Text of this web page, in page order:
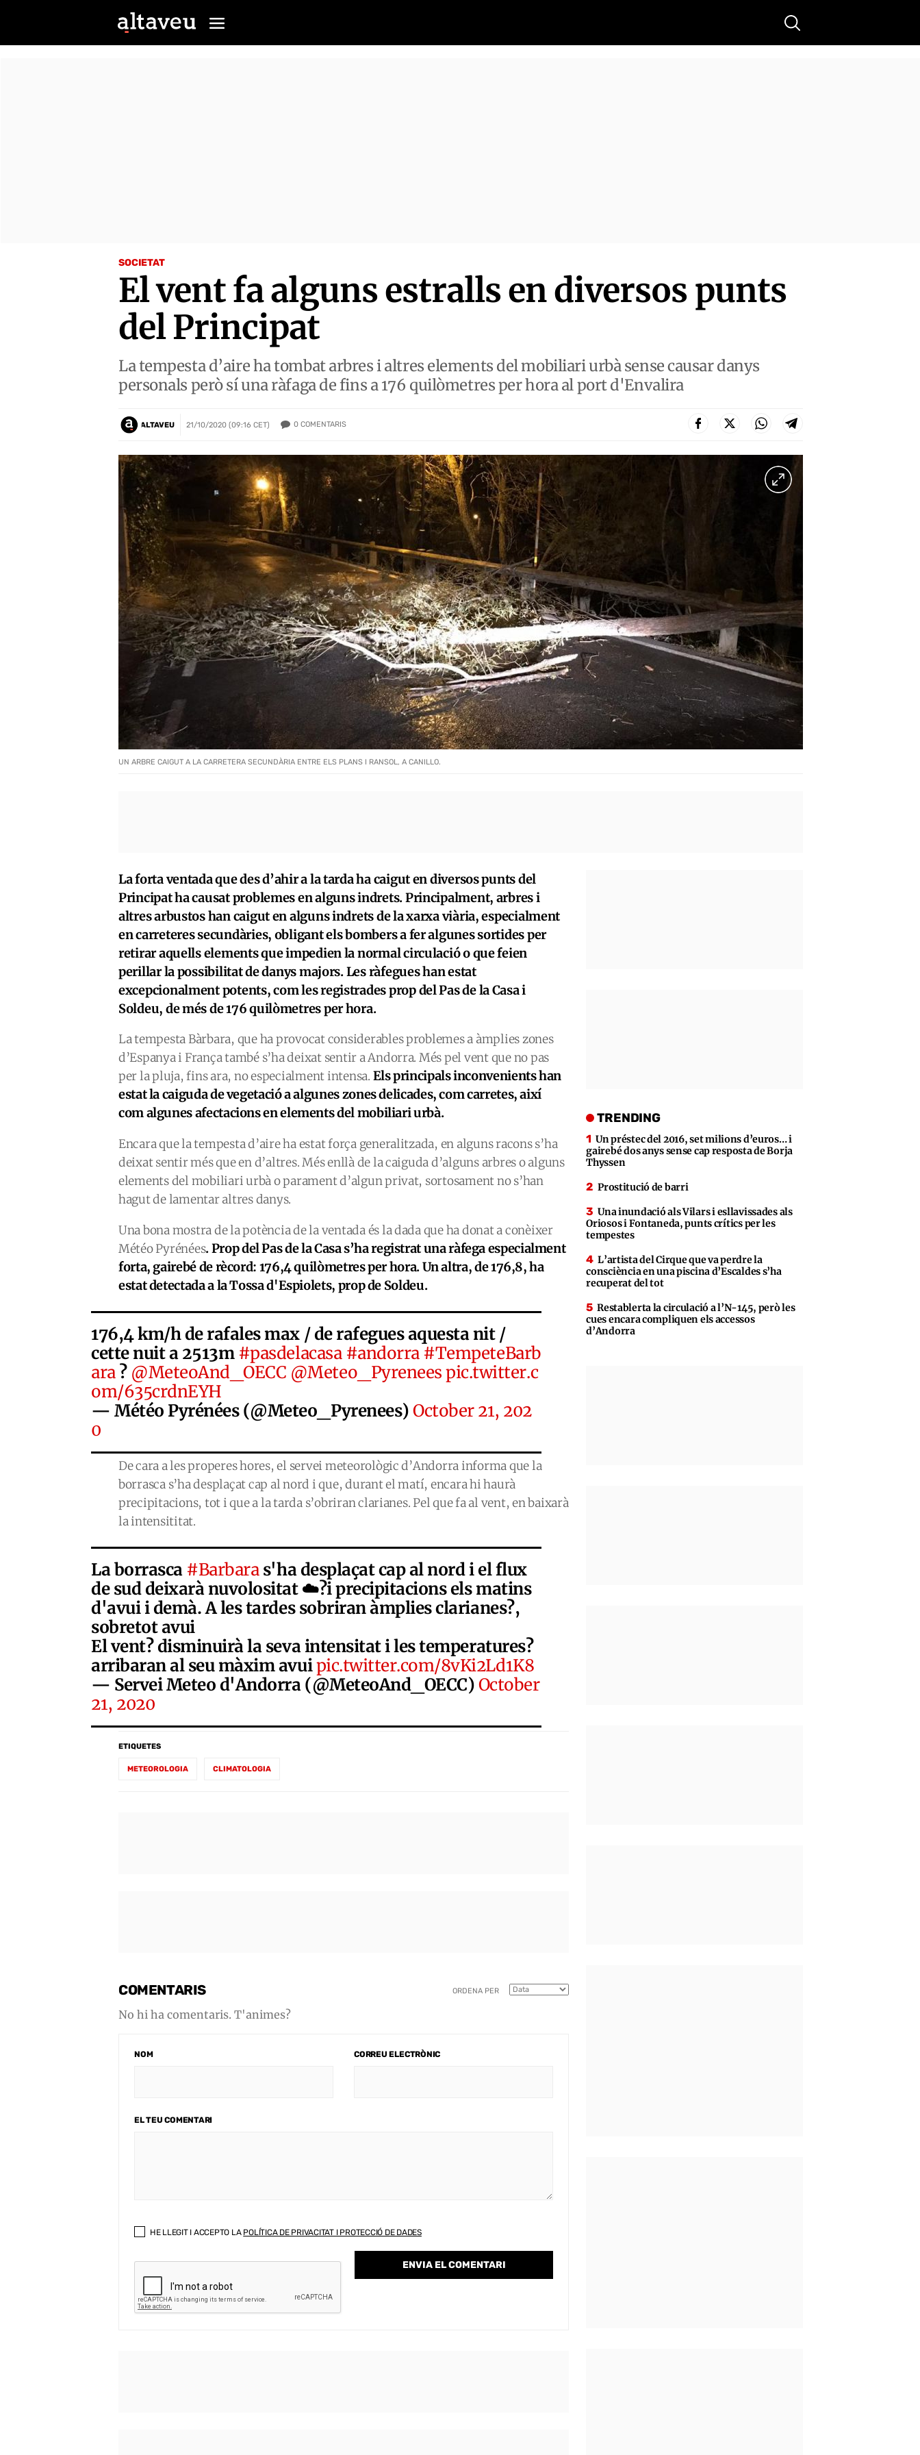
Buscar
SOCIETAT
El vent fa alguns estralls en diversos punts
del Principat
La tempesta d’aire ha tombat arbres i altres elements del mobiliari urbà sense causar danys
personals però sí una ràfaga de fins a 176 quilòmetres per hora al port d'Envalira
ALTAVEU 21/10/2020 (09:16 CET) 0 COMENTARIS
UN ARBRE CAIGUT A LA CARRETERA SECUNDÀRIA ENTRE ELS PLANS I RANSOL, A CANILLO.
La forta ventada que des d’ahir a la tarda ha caigut en diversos punts del
Principat ha causat problemes en alguns indrets. Principalment, arbres i
altres arbustos han caigut en alguns indrets de la xarxa viària, especialment
en carreteres secundàries, obligant els bombers a fer algunes sortides per
retirar aquells elements que impedien la normal circulació o que feien
perillar la possibilitat de danys majors. Les ràfegues han estat
excepcionalment potents, com les registrades prop del Pas de la Casa i
Soldeu, de més de 176 quilòmetres per hora.​
La tempesta Bàrbara, que ha provocat considerables problemes a àmplies zones
d’Espanya i França també s’ha deixat sentir a Andorra. Més pel vent que no pas
per la pluja, fins ara, no especialment intensa. Els principals inconvenients han
estat la caiguda de vegetació a algunes zones delicades, com carretes, així
com algunes afectacions en elements del mobiliari urbà.
Encara que la tempesta d’aire ha estat força generalitzada, en alguns racons s’ha
deixat sentir més que en d’altres. Més enllà de la caiguda d’alguns arbres o alguns
elements del mobiliari urbà o parament d’algun privat, sortosament no s’han
hagut de lamentar altres danys.
Una bona mostra de la potència de la ventada és la dada que ha donat a conèixer
Météo Pyrénées. Prop del Pas de la Casa s’ha registrat una ràfega especialment
forta, gairebé de rècord: 176,4 quilòmetres per hora. Un altra, de 176,8, ha
estat detectada a la Tossa d'Espiolets, prop de Soldeu.
176,4 km/h de rafales max / de rafegues aquesta nit /
cette nuit a 2513m #pasdelacasa #andorra #TempeteBarb
ara? @MeteoAnd_OECC @Meteo_Pyrenees pic.twitter.c
om/635crdnEYH
— Météo Pyrénées (@Meteo_Pyrenees)October 21, 202
0
De cara a les properes hores, el servei meteorològic d’Andorra informa que la
borrasca s’ha desplaçat cap al nord i que, durant el matí, encara hi haurà
precipitacions, tot i que a la tarda s’obriran clarianes. Pel que fa al vent, en baixarà
la intensititat.
La borrasca #Barbaras'ha desplaçat cap al nord i el flux
de sud deixarà nuvolositat ☁️?️i precipitacions els matins
d'avui i demà. A les tardes sobriran àmplies clarianes?️,
sobretot avui
El vent?️ disminuirà la seva intensitat i les temperatures?️
arribaran al seu màxim avuipic.twitter.com/8vKi2Ld1K8
— Servei Meteo d'Andorra (@MeteoAnd_OECC)October
21, 2020
ETIQUETES
METEOROLOGIA CLIMATOLOGIA
COMENTARIS ORDENA PER
No hi ha comentaris. T'animes?
NOM CORREU ELECTRÒNIC
EL TEU COMENTARI
HE LLEGIT I ACCEPTO LA POLÍTICA DE PRIVACITAT I PROTECCIÓ DE DADES
TRENDING
Un préstec del 2016, set milions d’euros… i
gairebé dos anys sense cap resposta de Borja
Thyssen
Prostitució de barri
Una inundació als Vilars i esllavissades als
Oriosos i Fontaneda, punts crítics per les
tempestes
L’artista del Cirque que va perdre la
consciència en una piscina d’Escaldes s’ha
recuperat del tot
Restablerta la circulació a l’N-145, però les
cues encara compliquen els accessos
d’Andorra